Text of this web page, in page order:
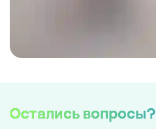
Остались вопросы?